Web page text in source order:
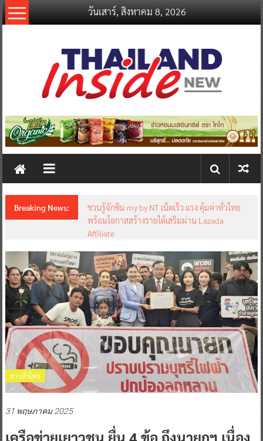
Skip
to
วันเสาร์, สิงหาคม 8, 2026
thailandinsidenew.com
Thailand
New
Breaking News:
ชวนรู้จักซิม my by NT เน็ตเร็ว แรง คุ้มค่าทั่วไทย
พร้อมโอกาสสร้างรายได้เสริมผ่าน Lazada
Affiliate
ข่าวทั่วไทย
31 พฤษภาคม 2025
เครือข่ายเยาวชน ยื่น 4 ข้อ ถึงนายกฯ เนื่อง